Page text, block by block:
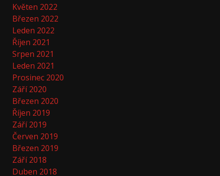
Květen 2022
Březen 2022
Leden 2022
Říjen 2021
Srpen 2021
Leden 2021
Prosinec 2020
Září 2020
Březen 2020
Říjen 2019
Září 2019
Červen 2019
Březen 2019
Září 2018
Duben 2018